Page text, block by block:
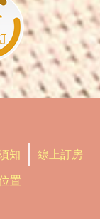
知 線上訂房
置